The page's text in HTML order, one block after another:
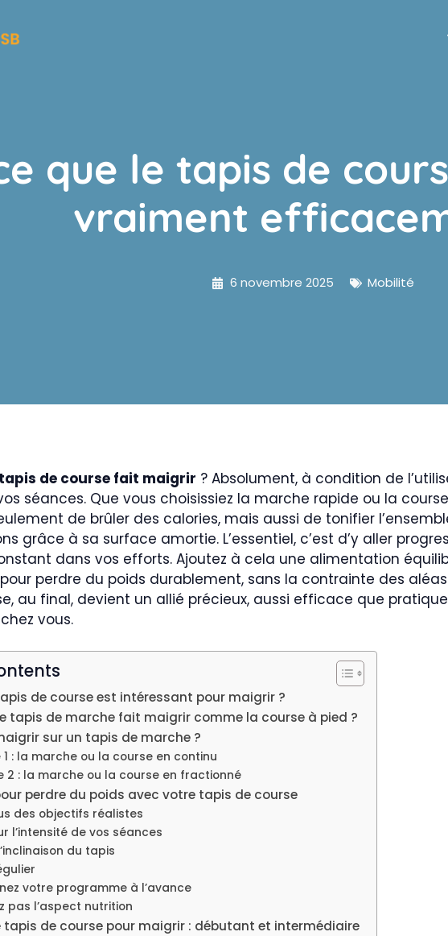
que le tapis de
vraiment
6 novembre 2025 Mobilité
de course fait maigrir ? Absolument, à condition de
séances. Que vous choisissiez la marche rapide ou la
de brûler des calories, mais aussi de tonifier
grâce à sa surface amortie. L’essentiel, c’est d’y aller
dans vos efforts. Ajoutez à cela une alimentation
perdre du poids durablement, sans la contrainte des
au final, devient un allié précieux, aussi efficace que
vous.
de course est intéressant pour maigrir ?
tapis de marche fait maigrir comme la course à pied ?
sur un tapis de marche ?
1 : la marche ou la course en continu
2 : la marche ou la course en fractionné
perdre du poids avec votre tapis de course
des objectifs réalistes
l’intensité de vos séances
du tapis
votre programme à l’avance
pas l’aspect nutrition
tapis de course pour maigrir : débutant et intermédiaire